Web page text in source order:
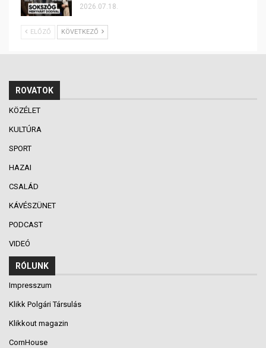
2026.07.18.
ELŐZŐ KÖVETKEZŐ
ROVATOK
KÖZÉLET
KULTÚRA
SPORT
HAZAI
CSALÁD
KÁVÉSZÜNET
PODCAST
VIDEÓ
RÓLUNK
Impresszum
Klikk Polgári Társulás
Klikkout magazin
CornHouse